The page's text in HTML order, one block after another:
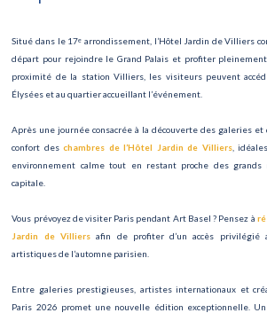
Situé dans le 17ᵉ arrondissement, l’Hôtel Jardin de Villiers
départ pour rejoindre le Grand Palais et profiter pleinement
proximité de la station Villiers, les visiteurs peuvent
Élysées et au quartier accueillant l’événement.
Après une journée consacrée à la découverte des galeries
confort deschambres de l’Hôtel Jardin de Villiers,
environnement calme tout en restant proche des grands
capitale.
Vous prévoyez de visiter Paris pendant Art Basel ? Pensez à
Jardin de Villiers afin de profiter d’un accès privilégié
artistiques de l’automne parisien.
Entre galeries prestigieuses, artistes internationaux et
Paris 2026 promet une nouvelle édition exceptionnelle.